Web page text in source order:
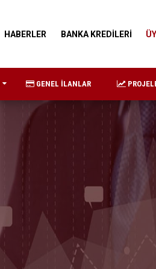
HABERLER BANKA KREDİLERİ
GENEL İLANLAR